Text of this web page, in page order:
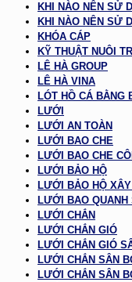
KHI NÀO NÊN SỬ
KHI NÀO NÊN SỬ
KHÓA CÁP
KỸ THUẬT NUÔI
LÊ HÀ GROUP
LÊ HÀ VINA
LÓT HỒ CÁ BẰNG
LƯỚI
LƯỚI AN TOÀN
LƯỚI BAO CHE
LƯỚI BAO CHE
LƯỚI BẢO HỘ
LƯỚI BẢO HỘ
LƯỚI BAO QUANH
LƯỚI CHẮN
LƯỚI CHẮN GIÓ
LƯỚI CHẮN GIÓ
LƯỚI CHẮN SÂN
LƯỚI CHẮN SÂN